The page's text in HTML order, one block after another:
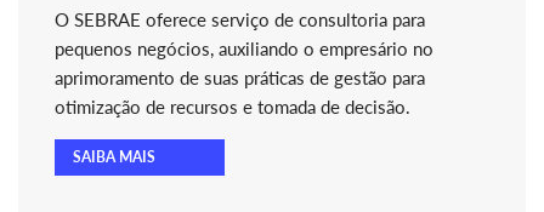
O SEBRAE oferece serviço de consultoria para
pequenos negócios, auxiliando o empresário no
aprimoramento de suas práticas de gestão para
otimização de recursos e tomada de decisão.
SAIBA MAIS